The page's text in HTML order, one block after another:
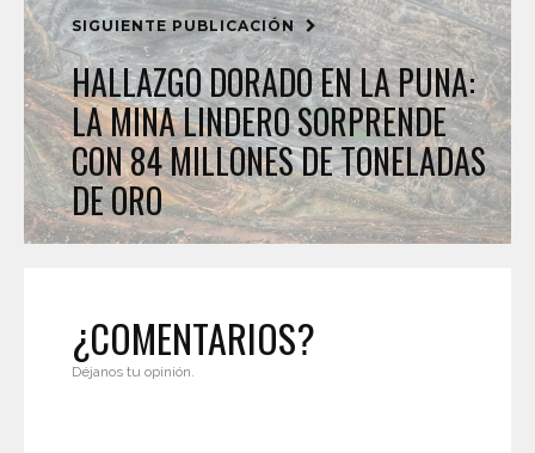
SIGUIENTE PUBLICACIÓN
HALLAZGO DORADO EN LA PUNA:
LA MINA LINDERO SORPRENDE
CON 84 MILLONES DE TONELADAS
DE ORO
¿COMENTARIOS?
Déjanos tu opinión.